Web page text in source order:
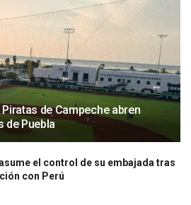
de Campeche abren
de Puebla
el control de su embajada tras
con Perú